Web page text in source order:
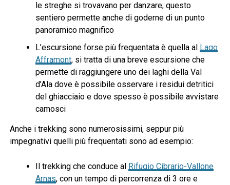
le streghe si trovavano per danzare; questo
sentiero permette anche di goderne di un punto
panoramico magnifico
L’escursione forse più frequentata è quella al Lago
Afframont, si tratta di una breve escursione che
permette di raggiungere uno dei laghi della Val
d’Ala dove è possibile osservare i residui detritici
del ghiacciaio e dove spesso è possibile avvistare
camosci
Anche i trekking sono numerosissimi, seppur più
impegnativi quelli più frequentati sono ad esempio:
Il trekking che conduce al Rifugio Cibrario-Vallone
Arnas, con un tempo di percorrenza di 3 ore e